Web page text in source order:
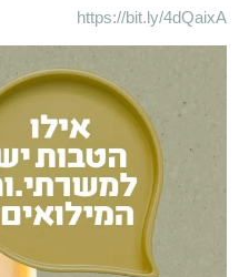
https://bit.ly/4dQaixA